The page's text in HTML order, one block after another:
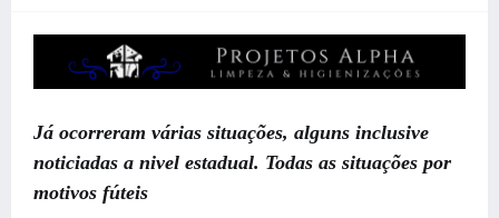
Já ocorreram várias situações, alguns inclusive
noticiadas a nivel estadual. Todas as situações por
motivos fúteis